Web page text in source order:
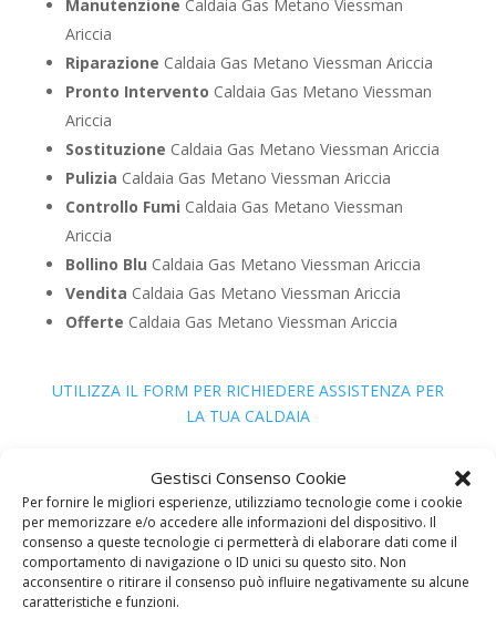
Gestisci Consenso Cookie
Per fornire le migliori esperienze, utilizziamo tecnologie come i cookie
per memorizzare e/o accedere alle informazioni del dispositivo. Il
consenso a queste tecnologie ci permetterà di elaborare dati come il
comportamento di navigazione o ID unici su questo sito. Non
acconsentire o ritirare il consenso può influire negativamente su alcune
caratteristiche e funzioni.
Manutenzione Caldaia Gas Metano Viessman
Ariccia
Riparazione Caldaia Gas Metano Viessman Ariccia
Pronto Intervento Caldaia Gas Metano Viessman
Ariccia
Sostituzione Caldaia Gas Metano Viessman Ariccia
Pulizia Caldaia Gas Metano Viessman Ariccia
Controllo Fumi Caldaia Gas Metano Viessman
Ariccia
Bollino Blu Caldaia Gas Metano Viessman Ariccia
Vendita Caldaia Gas Metano Viessman Ariccia
Offerte Caldaia Gas Metano Viessman Ariccia
UTILIZZA IL FORM PER RICHIEDERE ASSISTENZA PER
LA TUA CALDAIA
Viessman